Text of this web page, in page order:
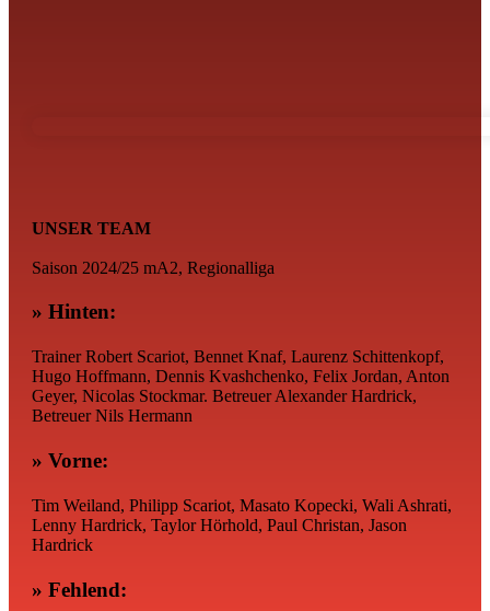
UNSER TEAM
Saison 2024/25 mA2, Regionalliga
» Hinten:
Trainer Robert Scariot, Bennet Knaf, Laurenz Schittenkopf,
Hugo Hoffmann, Dennis Kvashchenko, Felix Jordan, Anton
Geyer, Nicolas Stockmar. Betreuer Alexander Hardrick,
Betreuer Nils Hermann
» Vorne:
Tim Weiland, Philipp Scariot, Masato Kopecki, Wali Ashrati,
Lenny Hardrick, Taylor Hörhold, Paul Christan, Jason
Hardrick
» Fehlend: